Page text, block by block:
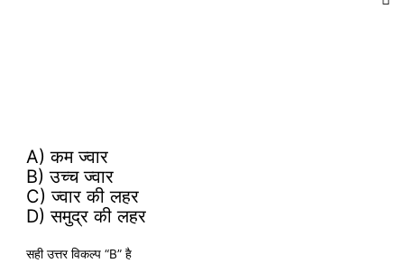
A) कम ज्वार
B) उच्च ज्वार
C) ज्वार की लहर
D) समुद्र की लहर
सही उत्तर विकल्प “B” है